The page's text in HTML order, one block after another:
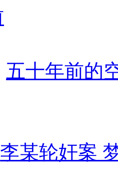
五十年前的
李某轮奸案